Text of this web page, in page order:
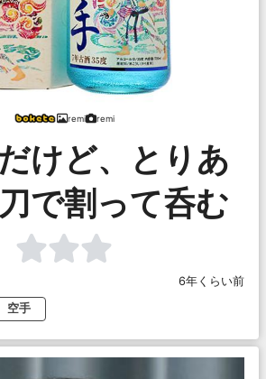
remi remi
けど、とりあ
で割って呑む
6年くらい前
空手